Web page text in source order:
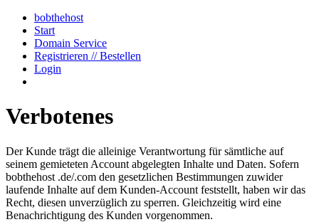
bobthehost
Start
Domain Service
Registrieren // Bestellen
Login
Verbotenes
Der Kunde trägt die alleinige Verantwortung für sämtliche auf
seinem gemieteten Account abgelegten Inhalte und Daten. Sofern
bobthehost .de/.com den gesetzlichen Bestimmungen zuwider
laufende Inhalte auf dem Kunden-Account feststellt, haben wir das
Recht, diesen unverzüglich zu sperren. Gleichzeitig wird eine
Benachrichtigung des Kunden vorgenommen.